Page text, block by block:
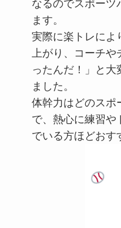
なるのでスポーツ
ます。
実際に楽トレによ
上がり、コーチ
ったんだ！」と大
ました。
体幹力はどのスポ
で、熱心に練習や
でいる方ほどおす